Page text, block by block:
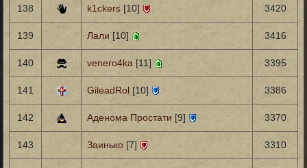
138 k1ckers [10] 3420
139 Лали [10] 3416
140 venero4ka [11] 3395
141 GileadRol [10] 3386
142 Аденома Простати [9] 3370
143 Заинько [7] 3310